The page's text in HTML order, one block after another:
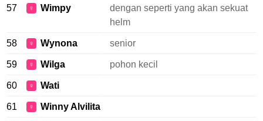
57 ♀ Wimpy
dengan seperti yang akan sekuat
helm
58 ♀ Wynona senior
59 ♀ Wilga pohon kecil
60 ♀ Wati
61 ♀ Winny Alvilita